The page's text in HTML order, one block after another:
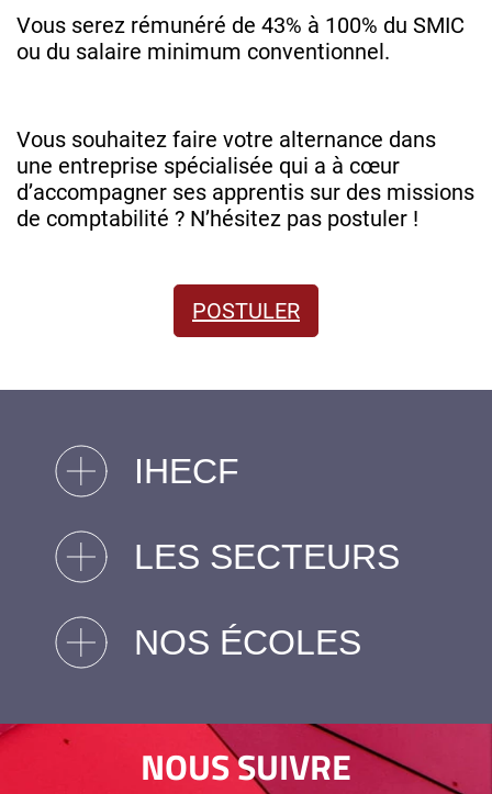
Vous serez rémunéré de 43% à 100% du SMIC
ou du salaire minimum conventionnel.
Vous souhaitez faire votre alternance dans
une entreprise spécialisée qui a à cœur
d’accompagner ses apprentis sur des missions
de comptabilité ? N’hésitez pas postuler !
POSTULER
IHECF
LES SECTEURS
NOS ÉCOLES
NOUS SUIVRE